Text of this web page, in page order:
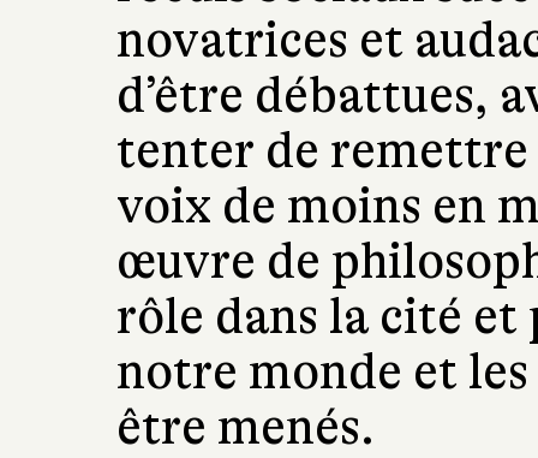
novatrices et
d’être débattues,
tenter de remettre
voix de moins en
œuvre de
rôle dans la cité
notre monde et
être menés.